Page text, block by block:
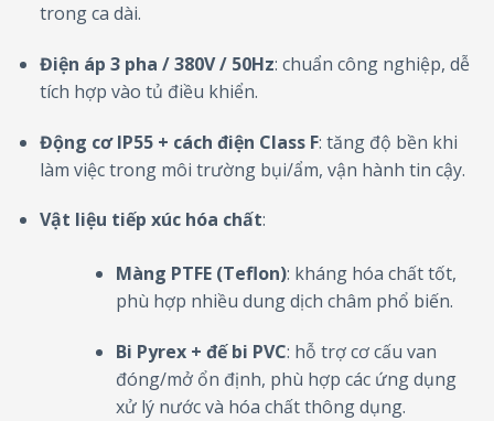
trong ca dài.
Điện áp 3 pha / 380V / 50Hz: chuẩn công nghiệp, dễ
tích hợp vào tủ điều khiển.
Động cơ IP55 + cách điện Class F: tăng độ bền khi
làm việc trong môi trường bụi/ẩm, vận hành tin cậy.
Vật liệu tiếp xúc hóa chất:
Màng PTFE (Teflon): kháng hóa chất tốt,
phù hợp nhiều dung dịch châm phổ biến.
Bi Pyrex + đế bi PVC: hỗ trợ cơ cấu van
đóng/mở ổn định, phù hợp các ứng dụng
xử lý nước và hóa chất thông dụng.